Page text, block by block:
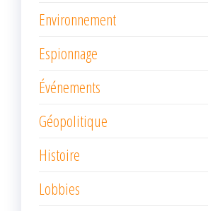
Environnement
Espionnage
Événements
Géopolitique
Histoire
Lobbies